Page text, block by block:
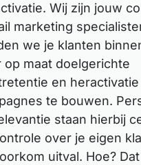
Wij zijn jouw
marketing
we je klanten
op maat doelgerichte
en heractivatie
te bouwen.
staan hierbij
over je eigen
uitval. Hoe?